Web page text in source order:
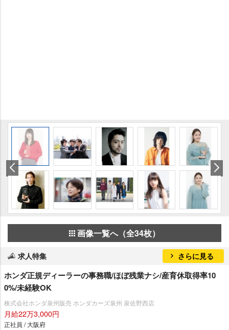
画像一覧へ（全34枚）
求人特集 さらに見る
ホンダ正規ディーラーの事務職/ほぼ残業ナシ/産育休取得率10
0%/未経験OK
株式会社ホンダ泉州販売 ホンダカーズ泉州 泉佐野西店
月給22万3,000円
正社員 / 大阪府